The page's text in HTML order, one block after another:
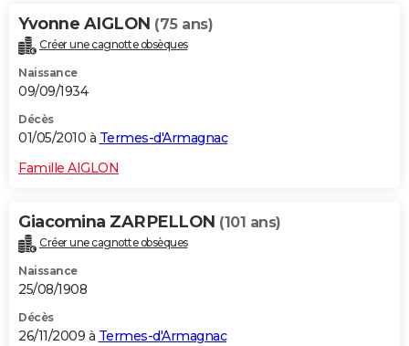
Yvonne AIGLON (75 ans)
Créer une cagnotte obsèques
Naissance
09/09/1934
Décès
01/05/2010 à Termes-d'Armagnac
Famille AIGLON
Giacomina ZARPELLON (101 ans)
Créer une cagnotte obsèques
Naissance
25/08/1908
Décès
26/11/2009 à Termes-d'Armagnac